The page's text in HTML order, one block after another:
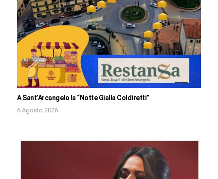
A Sant’Arcangelo la “Notte Gialla Coldiretti”
6 Agosto 2026